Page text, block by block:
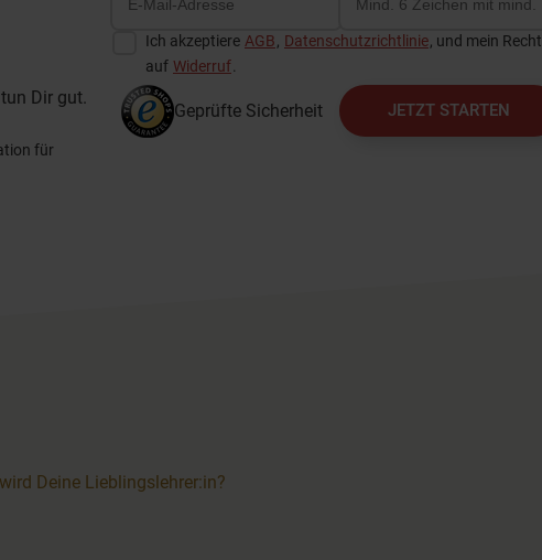
Dir gut.
für
Ich akzeptiere AGB, Datenschutzrichtlinie, und mein Recht
auf Widerruf.
JETZT STARTEN
Geprüfte Sicherheit
Deine Lieblingslehrer:in?